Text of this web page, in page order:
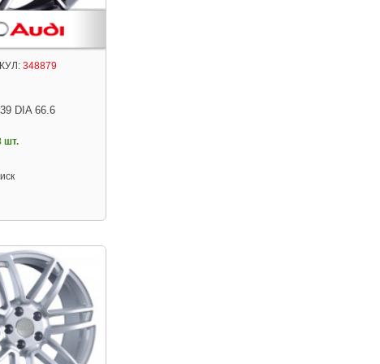
348879
DIA 66.6
шт.